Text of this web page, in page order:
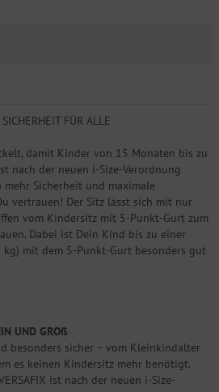
FÜR ALLE
damit Kinder von 15 Monaten bis zu
nach der neuen i-Size-Verordnung
Sicherheit und maximale
vertrauen! Der Sitz lässt sich mit nur
vom Kindersitz mit 5-Punkt-Gurt zum
Dabei ist Dein Kind bis zu einer
kg) mit dem 5-Punkt-Gurt besonders gut
UND GROß
besonders sicher – vom Kleinkindalter
es keinen Kindersitz mehr benötigt.
ist nach der neuen i-Size-